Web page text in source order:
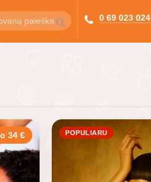
0 69 023 024
34 € POPULIARU